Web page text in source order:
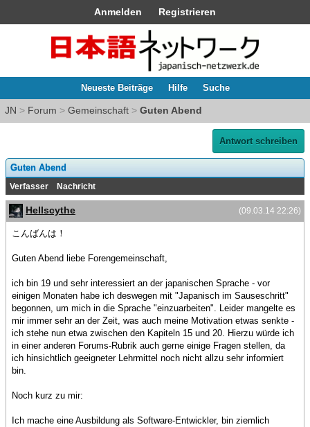
Anmelden Registrieren
Neueste Beiträge Hilfe Suche
JN > Forum > Gemeinschaft > Guten Abend
Antwort schreiben
Guten Abend
Verfasser Nachricht
(09.03.14 22:26)
Hellscythe
こんばんは！
Guten Abend liebe Forengemeinschaft,
ich bin 19 und sehr interessiert an der japanischen Sprache - vor
einigen Monaten habe ich deswegen mit "Japanisch im Sauseschritt"
begonnen, um mich in die Sprache "einzuarbeiten". Leider mangelte es
mir immer sehr an der Zeit, was auch meine Motivation etwas senkte -
ich stehe nun etwa zwischen den Kapiteln 15 und 20. Hierzu würde ich
in einer anderen Forums-Rubrik auch gerne einige Fragen stellen, da
ich hinsichtlich geeigneter Lehrmittel noch nicht allzu sehr informiert
bin.
Noch kurz zu mir:
Ich mache eine Ausbildung als Software-Entwickler, bin ziemlich